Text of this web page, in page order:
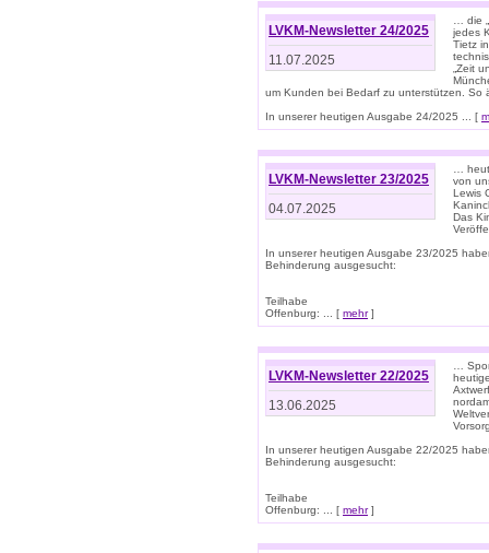
LVKM-Newsletter 24/2025
11.07.2025
… die
jedes
Tietz
„Zeit
um Kunden bei Bedarf zu unterstützen.
In unserer heutigen Ausgabe 24/2025 ... [
LVKM-Newsletter 23/2025
04.07.2025
…
von
Lewis
Das
In unserer heutigen Ausgabe 23/2025
Behinderung ausgesucht:
Teilhabe
Offenburg: ... [ mehr]
LVKM-Newsletter 22/2025
13.06.2025
…
In unserer heutigen Ausgabe 22/2025
Behinderung ausgesucht:
Teilhabe
Offenburg: ... [ mehr]